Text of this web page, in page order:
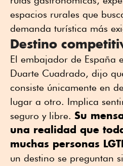
espacios rurales que
demanda turística más
Destino
El embajador de España
Duarte Cuadrado, dijo
consiste únicamente en
lugar a otro. Implica
seguro y libre. Su
una realidad que
muchas personas
un destino se preguntan